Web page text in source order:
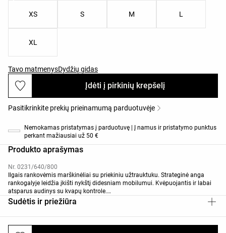
XS S M L
XL
Tavo matmenysDydžių gidas
Įdėti į pirkinių krepšelį
Pasitikrinkite prekių prieinamumą parduotuvėje
Nemokamas pristatymas į parduotuvę | Į namus ir pristatymo punktus
perkant mažiausiai už 50 €
Produkto aprašymas
Nr. 0231/640/800
Ilgais rankovėmis marškinėliai su priekiniu užtrauktuku. Strateginė anga
rankogalyje leidžia įkišti nykštį didesniam mobilumui. Kvėpuojantis ir labai
atsparus audinys su kvapų kontrole.
Šis drabužis sertifikuotas atlaikyti 12ºC temperatūrą esant mažam
aktyvumui ir -8ºC esant vidutiniam aktyvumui, standartizuoto bandymo
metu su imituotu 0,4 m/s vėju, dėvint striukę, kelnes, apatinius drabužius,
kojines, batus, pirštines ir megztą kepurę.
Sudėtis ir priežiūra